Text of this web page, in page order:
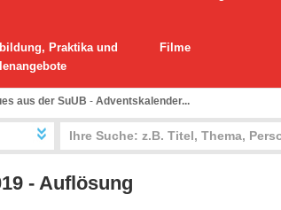
Praktika und Filme
aus der SuUB - Adventskalender...
- Auflösung